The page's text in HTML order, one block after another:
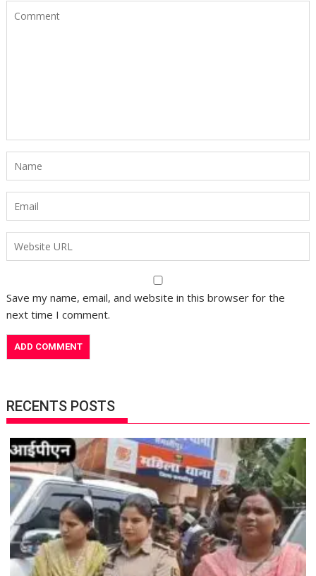
Save my name, email, and website in this browser for the
next time I comment.
RECENTS POSTS